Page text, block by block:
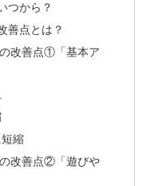
つから？
善点とは？
改善点①「基本ア
縮
改善点②「遊びや